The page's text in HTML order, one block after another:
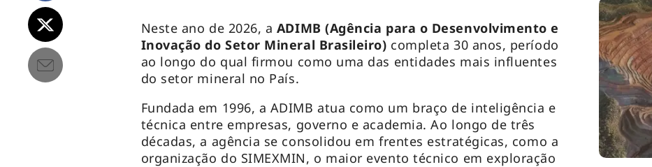
Neste ano de 2026, a ADIMB (Agência para o Desenvolvimento e
Inovação do Setor Mineral Brasileiro) completa 30 anos, período
ao longo do qual firmou como uma das entidades mais influentes
do setor mineral no País.
Fundada em 1996, a ADIMB atua como um braço de inteligência e
técnica entre empresas, governo e academia. Ao longo de três
décadas, a agência se consolidou em frentes estratégicas, como a
organização do SIMEXMIN, o maior evento técnico em exploração